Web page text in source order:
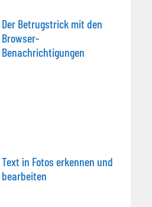
Der Betrugstrick mit den
Browser-
Benachrichtigungen
Text in Fotos erkennen und
bearbeiten